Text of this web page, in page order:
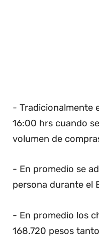
- Tradicionalmente
16:00 hrs cuando
volumen de
- En promedio se
persona durante el
- En promedio los
168.720 pesos